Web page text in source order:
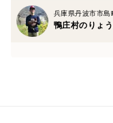
兵庫県丹波市市島
鴨庄村のりょ